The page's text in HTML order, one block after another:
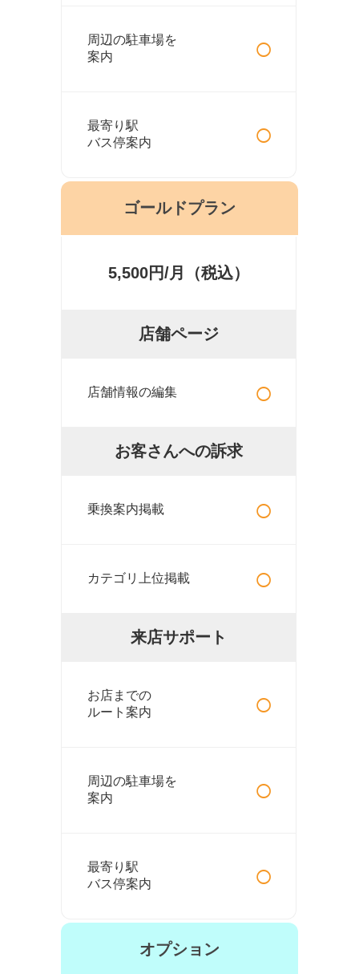
周辺の駐車場を
案内
○
最寄り駅
バス停案内
○
ゴールドプラン
5,500円/月（税込）
店舗ページ
店舗情報の編集 ○
お客さんへの訴求
乗換案内掲載 ○
カテゴリ上位掲載 ○
来店サポート
お店までの
ルート案内
○
周辺の駐車場を
案内
○
最寄り駅
バス停案内
○
オプション